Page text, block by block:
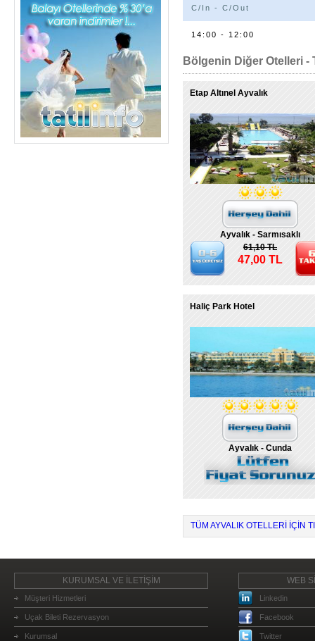
C/In - C/Out
14:00 - 12:00
Bölgenin Diğer Otelleri -
Etap Altınel Ayvalık
Ayvalık - Sarmısaklı
61,10 TL
47,00 TL
Haliç Park Hotel
Ayvalık - Cunda
TÜM AYVALIK OTELLERI IÇIN
KURUMSAL VE İLETİŞİM
Müşteri Hizmetleri
Uçak Bileti Rezervasyon
Kurumsal
WEB
Linkedin
Facebook
Twitter